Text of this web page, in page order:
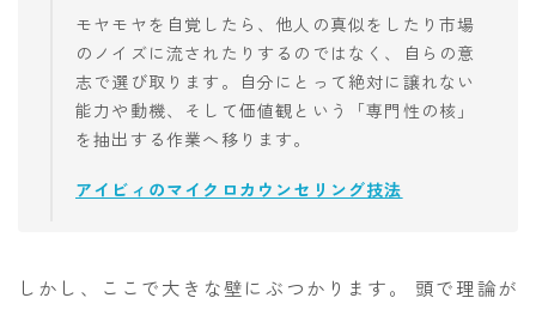
モヤモヤを自覚したら、他人の真似をしたり市場
のノイズに流されたりするのではなく、自らの意
志で選び取ります。自分にとって絶対に譲れない
能力や動機、そして価値観という「専門性の核」
を抽出する作業へ移ります。
アイビィのマイクロカウンセリング技法
しかし、ここで大きな壁にぶつかります。 頭で理論が